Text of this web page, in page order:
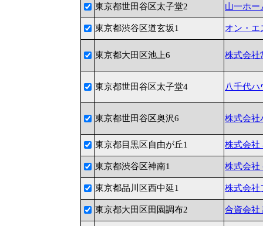
東京都世田谷区太子堂2 山一ホー
東京都渋谷区道玄坂1 オン・エ
東京都大田区池上6 株式会社
東京都世田谷区太子堂4 八千代
東京都世田谷区奥沢6 株式会社
東京都目黒区自由が丘1 株式会社
東京都渋谷区神南1 株式会社
東京都品川区西中延1 株式会社
東京都大田区田園調布2 合資会社